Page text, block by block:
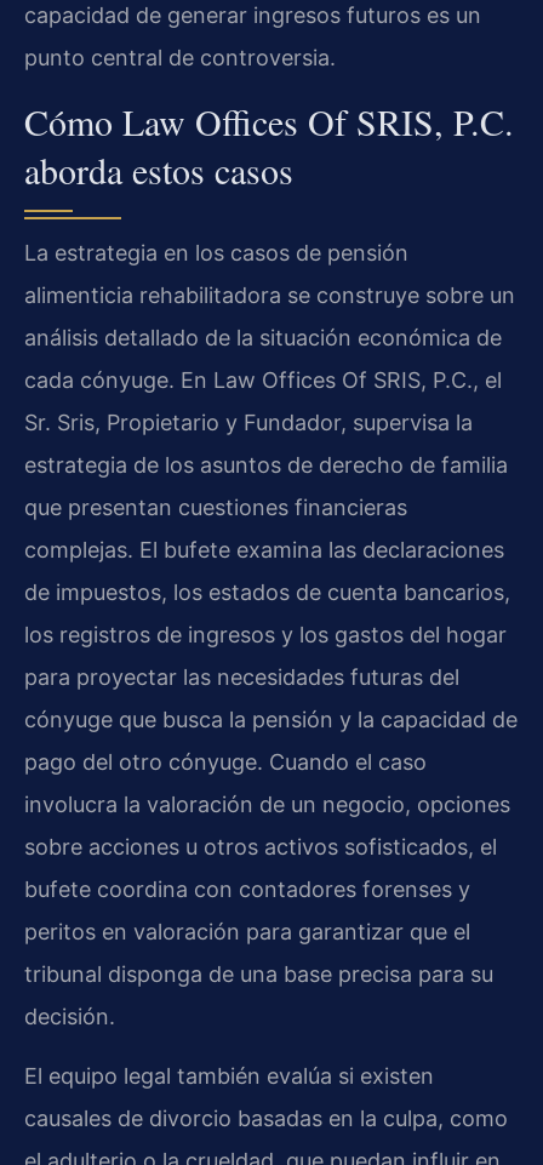
capacidad de generar ingresos futuros es un
punto central de controversia.
Cómo Law Offices Of SRIS, P.C.
aborda estos casos
La estrategia en los casos de pensión
alimenticia rehabilitadora se construye sobre un
análisis detallado de la situación económica de
cada cónyuge. En Law Offices Of SRIS, P.C., el
Sr. Sris, Propietario y Fundador, supervisa la
estrategia de los asuntos de derecho de familia
que presentan cuestiones financieras
complejas. El bufete examina las declaraciones
de impuestos, los estados de cuenta bancarios,
los registros de ingresos y los gastos del hogar
para proyectar las necesidades futuras del
cónyuge que busca la pensión y la capacidad de
pago del otro cónyuge. Cuando el caso
involucra la valoración de un negocio, opciones
sobre acciones u otros activos sofisticados, el
bufete coordina con contadores forenses y
peritos en valoración para garantizar que el
tribunal disponga de una base precisa para su
decisión.
El equipo legal también evalúa si existen
causales de divorcio basadas en la culpa, como